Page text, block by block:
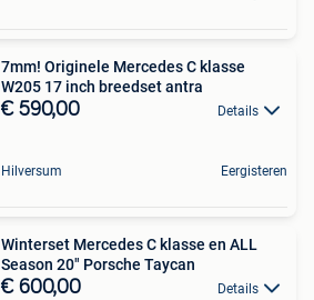
7mm! Originele Mercedes C klasse
W205 17 inch breedset antra
€ 590,00 Details
Hilversum Eergisteren
Winterset Mercedes C klasse en ALL
Season 20" Porsche Taycan
€ 600,00 Details